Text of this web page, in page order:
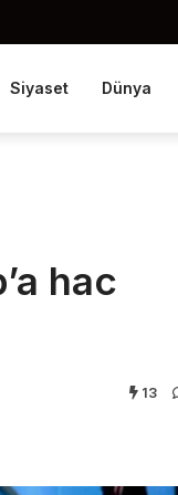
Siyaset Dünya
hac
13